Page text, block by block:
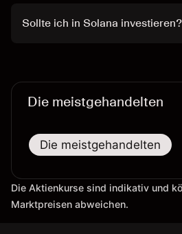
Sollte ich in Solana investieren?
Die meistgehandelten
Die meistgehandelten
Die Aktienkurse sind indikativ und
Marktpreisen abweichen.